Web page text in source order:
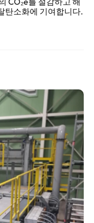
탄소화에 기여합니다.